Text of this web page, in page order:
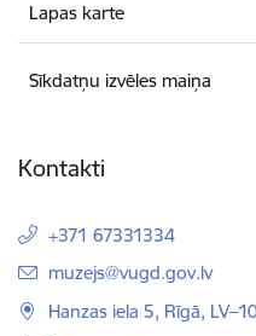
Lapas karte
Sīkdatņu izvēles maiņa
Kontakti
+371 67331334
E-pasts:
muzejs@vugd.gov.lv
Hanzas iela 5, Rīgā,